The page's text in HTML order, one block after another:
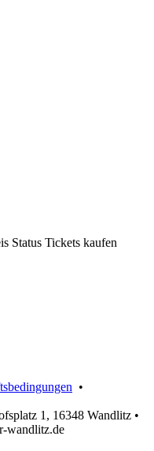
Status Tickets kaufen
•
1, 16348 Wandlitz •
wandlitz.de